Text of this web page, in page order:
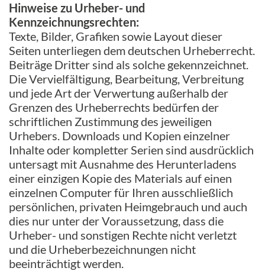
Hinweise zu Urheber- und
Kennzeichnungsrechten:
Texte, Bilder, Grafiken sowie Layout dieser
Seiten unterliegen dem deutschen Urheberrecht.
Beiträge Dritter sind als solche gekennzeichnet.
Die Vervielfältigung, Bearbeitung, Verbreitung
und jede Art der Verwertung außerhalb der
Grenzen des Urheberrechts bedürfen der
schriftlichen Zustimmung des jeweiligen
Urhebers. Downloads und Kopien einzelner
Inhalte oder kompletter Serien sind ausdrücklich
untersagt mit Ausnahme des Herunterladens
einer einzigen Kopie des Materials auf einen
einzelnen Computer für Ihren ausschließlich
persönlichen, privaten Heimgebrauch und auch
dies nur unter der Voraussetzung, dass die
Urheber- und sonstigen Rechte nicht verletzt
und die Urheberbezeichnungen nicht
beeinträchtigt werden.